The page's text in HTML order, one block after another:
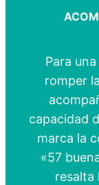
Para
romper
capacidad
marca la
«57
resalta